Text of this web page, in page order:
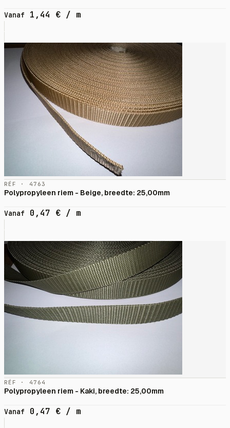
Vanaf 1,44 € / m
RÉF · 4763
Polypropyleen riem - Beige, breedte: 25,00mm
Vanaf 0,47 € / m
RÉF · 4764
Polypropyleen riem - Kaki, breedte: 25,00mm
Vanaf 0,47 € / m